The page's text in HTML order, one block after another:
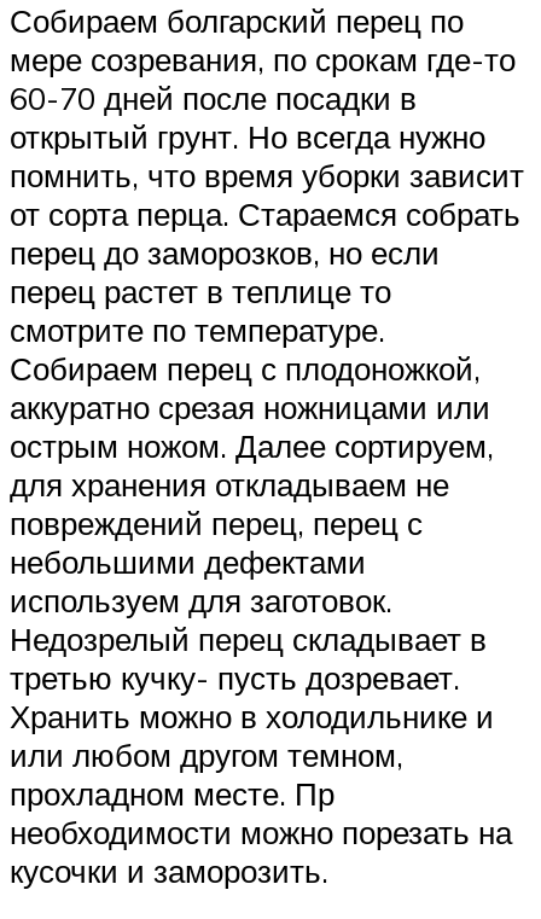
Собираем болгарский перец по
мере созревания, по срокам где-то
60-70 дней после посадки в
открытый грунт. Но всегда нужно
помнить, что время уборки зависит
от сорта перца. Стараемся собрать
перец до заморозков, но если
перец растет в теплице то
смотрите по температуре.
Собираем перец с плодоножкой,
аккуратно срезая ножницами или
острым ножом. Далее сортируем,
для хранения откладываем не
повреждений перец, перец с
небольшими дефектами
используем для заготовок.
Недозрелый перец складывает в
третью кучку- пусть дозревает.
Хранить можно в холодильнике и
или любом другом темном,
прохладном месте. Пр
необходимости можно порезать на
кусочки и заморозить.